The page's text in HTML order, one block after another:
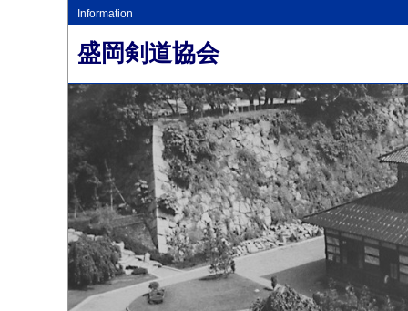
Information
盛岡剣道協会